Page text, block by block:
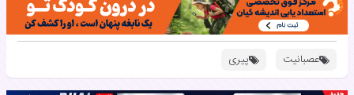
عصبانیت پیری